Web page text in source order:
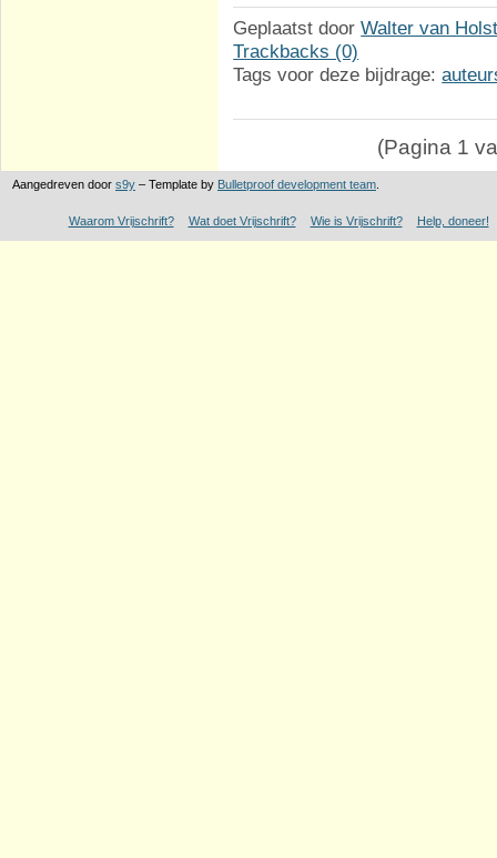
Geplaatst doorWalter van
Trackbacks (0)
Tags voor deze bijdrage:
(Pagina 1
Aangedreven door s9y – Template by Bulletproof development team
Waarom Vrijschrift? Wat doet Vrijschrift? Wie is Vrijschrift? Help, doneer!